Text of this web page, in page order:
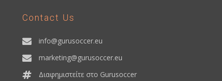
Contact Us
info@gurusoccer.eu
marketing@gurusoccer.eu
Διαφημιστείτε στο Gurusoccer